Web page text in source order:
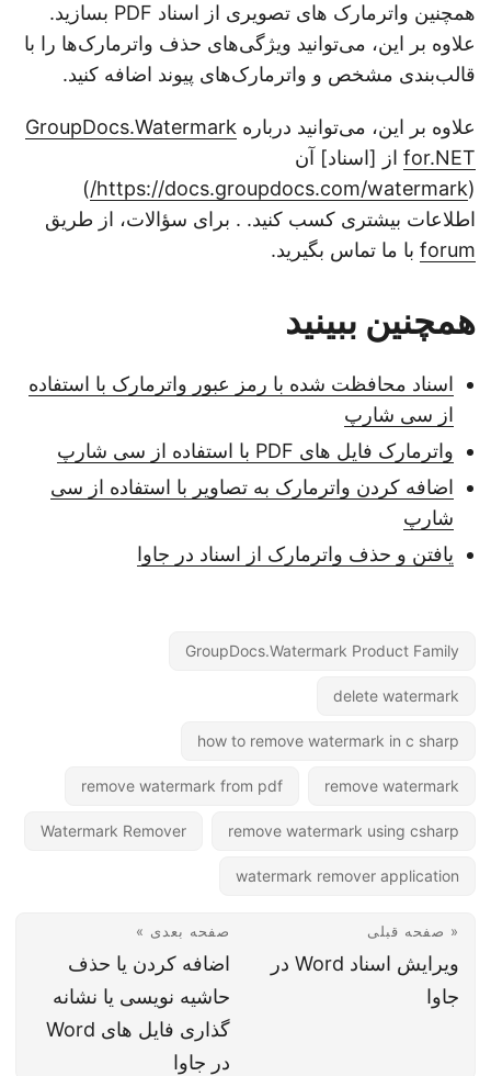
همچنین واترمارک های تصویری از اسناد PDF بسازید.
علاوه بر این، می‌توانید ویژگی‌های حذف واترمارک‌ها را با
قالب‌بندی مشخص و واترمارک‌های پیوند اضافه کنید.
علاوه بر این، می‌توانید دربارهGroupDocs.Watermark
for.NETاز [اسناد] آن
https://docs.groupdocs.com/watermark/
)
اطلاعات بیشتری کسب کنید. . برای سؤالات، از طریق
forumبا ما تماس بگیرید.
همچنین ببینید
اسناد محافظت شده با رمز عبور واترمارک با استفاده
از سی شارپ
واترمارک فایل های PDF با استفاده از سی شارپ
اضافه کردن واترمارک به تصاویر با استفاده از سی
شارپ
یافتن و حذف واترمارک از اسناد در جاوا
GroupDocs.Watermark Product Family
delete watermark
how to remove watermark in c sharp
remove watermark
remove watermark from pdf
remove watermark using csharp
Watermark Remover
watermark remover application
« صفحه قبلی
ویرایش اسناد Word در
جاوا
صفحه بعدی »
اضافه کردن یا حذف
حاشیه نویسی یا نشانه
گذاری فایل های Word
در جاوا